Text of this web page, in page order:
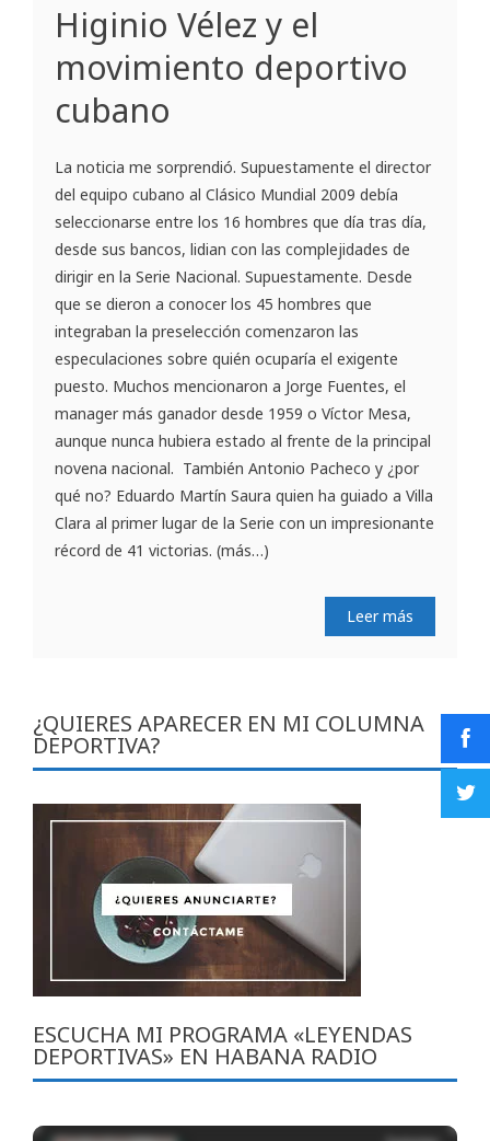
Higinio Vélez y el
movimiento deportivo
cubano
La noticia me sorprendió. Supuestamente el director
del equipo cubano al Clásico Mundial 2009 debía
seleccionarse entre los 16 hombres que día tras día,
desde sus bancos, lidian con las complejidades de
dirigir en la Serie Nacional. Supuestamente. Desde
que se dieron a conocer los 45 hombres que
integraban la preselección comenzaron las
especulaciones sobre quién ocuparía el exigente
puesto. Muchos mencionaron a Jorge Fuentes, el
manager más ganador desde 1959 o Víctor Mesa,
aunque nunca hubiera estado al frente de la principal
novena nacional. También Antonio Pacheco y ¿por
qué no? Eduardo Martín Saura quien ha guiado a Villa
Clara al primer lugar de la Serie con un impresionante
récord de 41 victorias. (más…)
Leer más
¿QUIERES APARECER EN MI COLUMNA
DEPORTIVA?
ESCUCHA MI PROGRAMA «LEYENDAS
DEPORTIVAS» EN HABANA RADIO